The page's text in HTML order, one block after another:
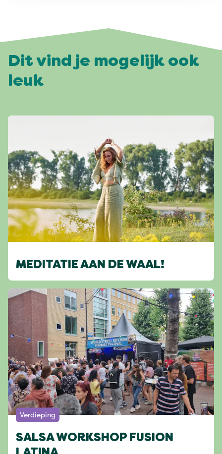
Dit vind je mogelijk ook
leuk
MEDITATIE AAN DE WAAL!
Verdieping
SALSA WORKSHOP FUSION